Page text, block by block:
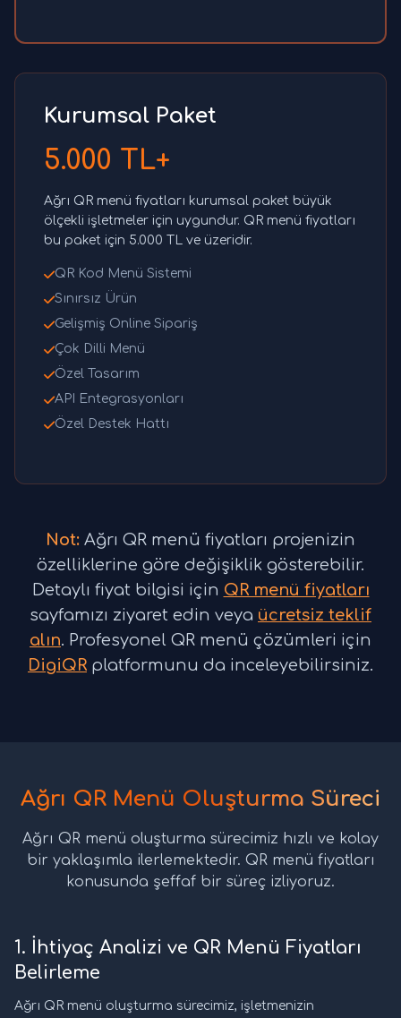
Kurumsal Paket
5.000 TL+
Ağrı QR menü fiyatları kurumsal paket büyük
ölçekli işletmeler için uygundur. QR menü fiyatları
bu paket için 5.000 TL ve üzeridir.
QR Kod Menü Sistemi
Sınırsız Ürün
Gelişmiş Online Sipariş
Çok Dilli Menü
Özel Tasarım
API Entegrasyonları
Özel Destek Hattı
Not: Ağrı QR menü fiyatları projenizin
özelliklerine göre değişiklik gösterebilir.
Detaylı fiyat bilgisi için QR menü fiyatları
sayfamızı ziyaret edin veya ücretsiz teklif
alın. Profesyonel QR menü çözümleri için
DigiQR platformunu da inceleyebilirsiniz.
Ağrı QR Menü Oluşturma Süreci
Ağrı QR menü oluşturma sürecimiz hızlı ve kolay
bir yaklaşımla ilerlemektedir. QR menü fiyatları
konusunda şeffaf bir süreç izliyoruz.
1. İhtiyaç Analizi ve QR Menü Fiyatları
Belirleme
Ağrı QR menü oluşturma sürecimiz, işletmenizin